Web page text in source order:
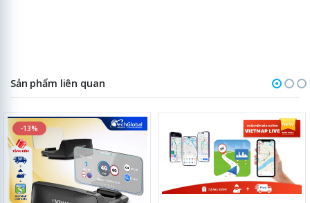
Sản phẩm liên quan
-13%